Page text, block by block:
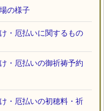
の様子
・厄払いに関するもの
・厄払いの御祈祷予約
・厄払いの初穂料・祈